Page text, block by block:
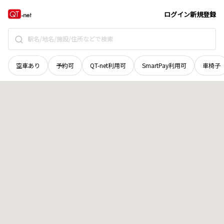
ログイン新規登録
空車あり 予約可 QT-net利用可 SmartPay利用可 車椅子
京都府